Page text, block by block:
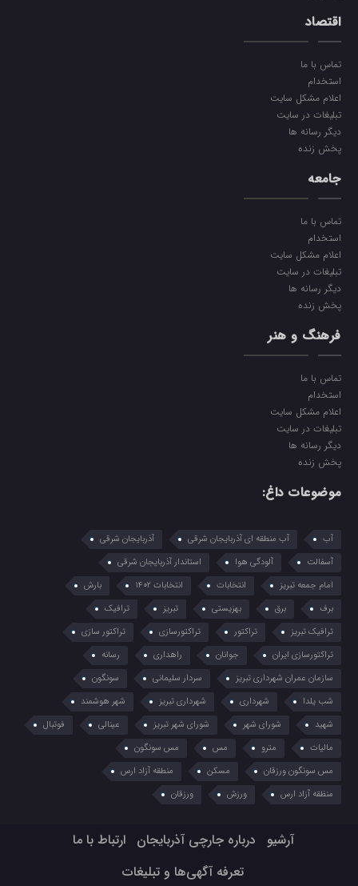
اقتصاد
تماس با ما
استخدام
اعلام مشکل سایت
تبلیغات در سایت
دیگر رسانه ها
پخش زنده
جامعه
تماس با ما
استخدام
اعلام مشکل سایت
تبلیغات در سایت
دیگر رسانه ها
پخش زنده
فرهنگ و هنر
تماس با ما
استخدام
اعلام مشکل سایت
تبلیغات در سایت
دیگر رسانه ها
پخش زنده
موضوعات داغ:
آب آب منطقه ای آذربایجان شرقی
آذربایجان شرقی
آسفالت
آلودگی هوا
استاندار آذربایجان شرقی
امام جمعه تبریز
انتخابات انتخابات 1402
بارش
برف
برق بهزیستی تبریز
ترافیک
ترافیک تبریز
تراکتور تراکتورسازی
تراکتور سازی
تراکتورسازی ایران
جوانان راهداری
رسانه
سازمان عمران شهرداری تبریز
سردار سلیمانی
سونگون
شب یلدا
شهرداری شهرداری تبریز
شهر هوشمند
شهید
شورای شهر شورای شهر تبریز عینالی
فوتبال
مالیات
مترو مس
مس سونگون
مس سونگون ورزقان
مسکن
منطقه آزاد ارس
منظقه آزاد ارس
ورزش ورزقان
آرشیو درباره جارچی آذربایجان
ارتباط با ما
تعرفه آگهی‌ها و تبلیغات